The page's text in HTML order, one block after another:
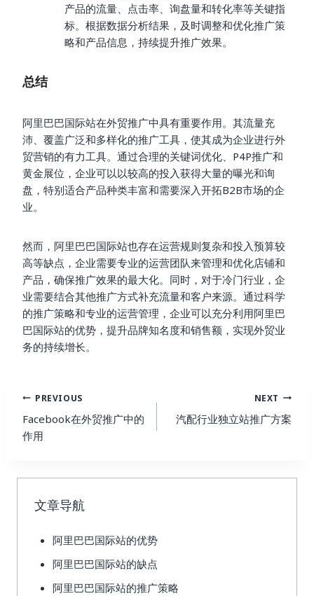
产品的流量、点击率、询盘量和转化率等关键指
标。根据数据分析结果，及时调整和优化推广策
略和产品信息，持续提升推广效果。
总结
阿里巴巴国际站在外贸推广中具有重要作用。其流量充
沛、覆盖广泛和多样化的推广工具，使其成为企业进行外
贸营销的有力工具。通过合理的关键词优化、P4P推广和
黄金展位，企业可以以较高的投入获得大量的曝光和询
盘，特别适合产品种类丰富和需要深入开拓B2B市场的企
业。
然而，阿里巴巴国际站也存在运营规则复杂和投入预算较
高等缺点，企业需要专业的运营团队来管理和优化店铺和
产品，确保推广效果的最大化。同时，对于冷门行业，企
业需要结合其他推广方式补充流量和客户来源。通过科学
的推广策略和专业的运营管理，企业可以充分利用阿里巴
巴国际站的优势，提升品牌知名度和销售额，实现外贸业
务的持续增长。
Post
Navigation
PREVIOUS
Facebook在外贸推广中的
作用
NEXT
汽配行业独立站推广方案
文章导航
阿里巴巴国际站的优势
阿里巴巴国际站的缺点
阿里巴巴国际站的推广策略